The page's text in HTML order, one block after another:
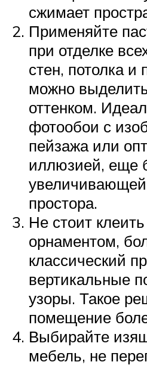
сжимает
Применяйте
при отделке
стен, потолка и
можно
оттенком.
фотообои с
пейзажа или
иллюзией, еще
увеличивающей
простора.
Не стоит
орнаментом,
классический
вертикальные
узоры. Такое
помещение
Выбирайте
мебель, не